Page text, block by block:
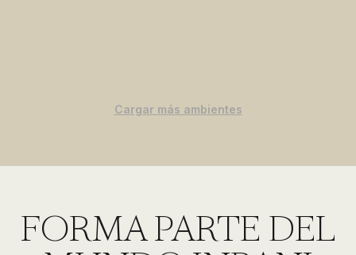
Cargar más ambientes
FORMA PARTE DEL